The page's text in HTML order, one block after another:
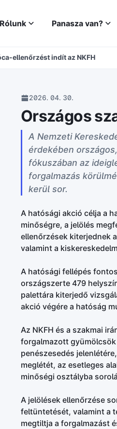
Rólunk Panasza van?
ellenőrzést indít az NKFH
2026. 04. 30.
Országos
A Nemzeti
érdekében
fókuszában az
forgalmazás
kerül sor.
A hatósági akció célja a
minőségre, a jelölés
ellenőrzések kiterjednek
valamint a
A hatósági fellépés
országszerte 479
palettára kiterjedő
akció végére a hatóság
Az NKFH és a szakmai
forgalmazott
penészesedés
meglétét, az esetleges
minőségi osztályba
A jelölések ellenőrzése
feltüntetését, valamint a
megtiltja a forgalmazást